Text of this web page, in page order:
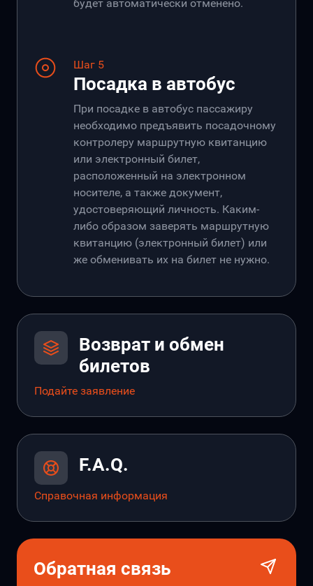
будет автоматически отменено.
Шаг 5
Посадка в автобус
При посадке в автобус пассажиру
необходимо предъявить посадочному
контролеру маршрутную квитанцию
или электронный билет,
расположенный на электронном
носителе, а также документ,
удостоверяющий личность. Каким-
либо образом заверять маршрутную
квитанцию (электронный билет) или
же обменивать их на билет не нужно.
Возврат и обмен
билетов
Подайте заявление
F.A.Q.
Справочная информация
Обратная связь